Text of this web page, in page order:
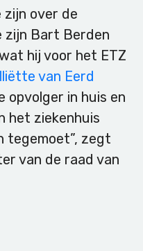
over de
zijn Bart Berden
hij voor het ETZ
van Eerd
opvolger in huis en
het ziekenhuis
tegemoet”, zegt
van de raad van